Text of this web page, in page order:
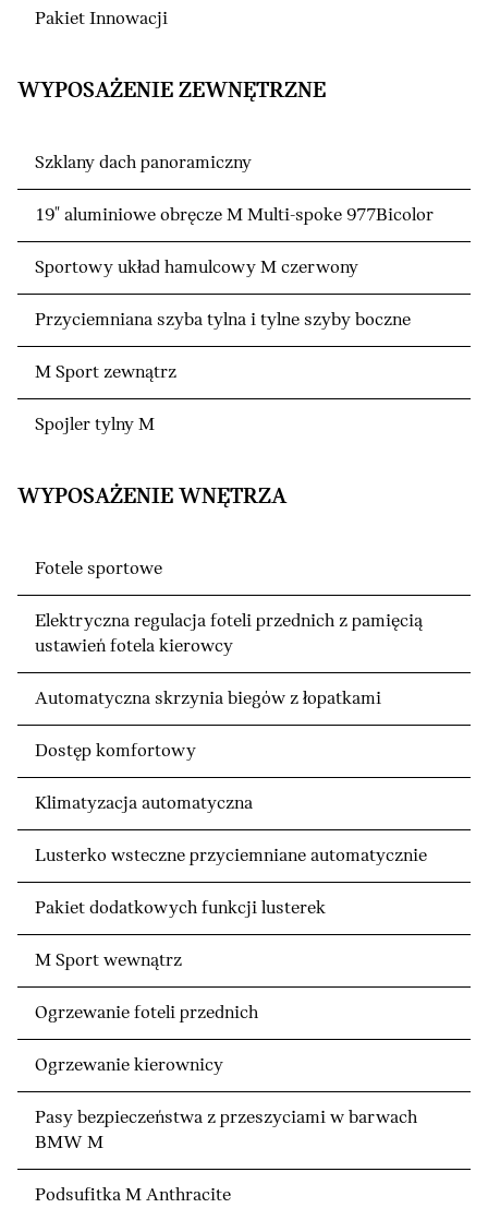
Pakiet Innowacji
WYPOSAŻENIE ZEWNĘTRZNE
Szklany dach panoramiczny
19" aluminiowe obręcze M Multi-spoke 977Bicolor
Sportowy układ hamulcowy M czerwony
Przyciemniana szyba tylna i tylne szyby boczne
M Sport zewnątrz
Spojler tylny M
WYPOSAŻENIE WNĘTRZA
Fotele sportowe
Elektryczna regulacja foteli przednich z pamięcią
ustawień fotela kierowcy
Automatyczna skrzynia biegów z łopatkami
Dostęp komfortowy
Klimatyzacja automatyczna
Lusterko wsteczne przyciemniane automatycznie
Pakiet dodatkowych funkcji lusterek
M Sport wewnątrz
Ogrzewanie foteli przednich
Ogrzewanie kierownicy
Pasy bezpieczeństwa z przeszyciami w barwach
BMW M
Podsufitka M Anthracite